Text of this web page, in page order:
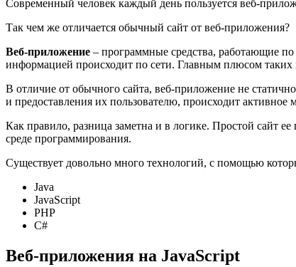
Современный человек каждый день пользуется веб-
Так чем же отличается обычный сайт от веб-приложения?
Веб-приложение – программные средства, работающие по
информацией происходит по сети. Главным плюсом таких
В отличие от обычного сайта, веб-приложение не
и предоставления их пользователю, происходит
Как правило, разница заметна и в логике. Простой сайт
среде программирования.
Существует довольно много технологий, с помощью
Java
JavaScript
PHP
C#
Веб-приложения на JavaScript